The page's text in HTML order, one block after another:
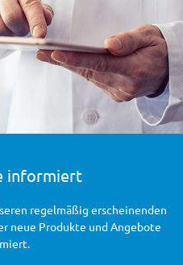
informiert
regelmäßig erscheinenden
neue Produkte und Angebote